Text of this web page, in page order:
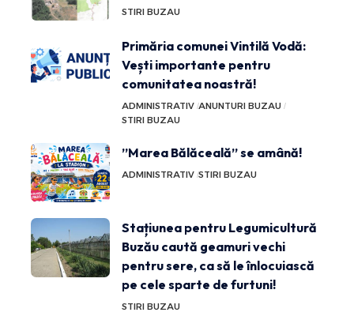
STIRI BUZAU
Primăria comunei Vintilă Vodă:
Vești importante pentru
comunitatea noastră!
ADMINISTRATIV ANUNTURI BUZAU
STIRI BUZAU
”Marea Bălăceală” se amână!
ADMINISTRATIV STIRI BUZAU
Stațiunea pentru Legumicultură
Buzău caută geamuri vechi
pentru sere, ca să le înlocuiască
pe cele sparte de furtuni!
STIRI BUZAU